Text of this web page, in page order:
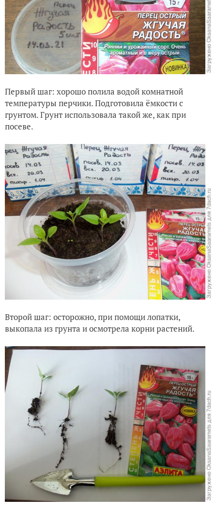
Первый шаг: хорошо полила водой комнатной
температуры перчики. Подготовила ёмкости с
грунтом. Грунт использовала такой же, как при
посеве.
Второй шаг: осторожно, при помощи лопатки,
выкопала из грунта и осмотрела корни растений.